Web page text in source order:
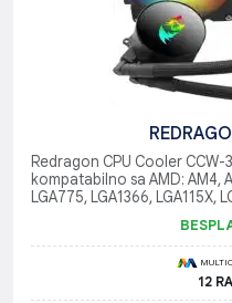
Redragon CPU Cooler
kompatabilno sa AMD: AM4,
LGA775, LGA1366, LGA115X,
12